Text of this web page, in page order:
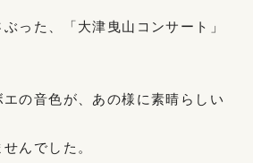
った、「大津曳山コンサート」
の音色が、あの様に素晴らしい
んでした。